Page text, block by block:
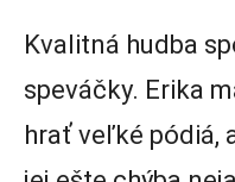
Kvalitná hudba
speváčky. Erika
hrať veľké pódiá,